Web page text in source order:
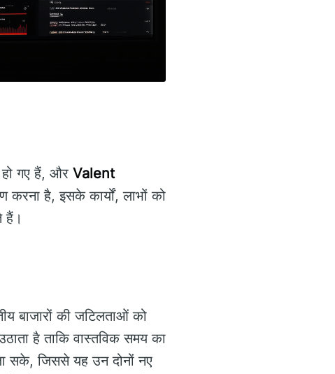
हो गए हैं, और Valent
करना है, इसके कार्यों, लाभों को
हैं।
बाजारों की जटिलताओं को
है ताकि वास्तविक समय का
सके, जिससे यह उन दोनों नए